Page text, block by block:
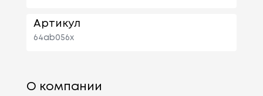
Артикул
64ab056x
О компании